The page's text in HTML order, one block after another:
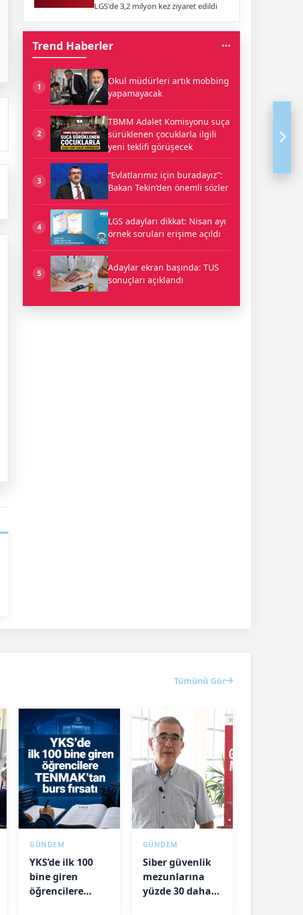
LGS'de 3,2 milyon kez ziyaret edildi
Trend Haberler
1
Okul müdürleri artık mobbing
yapamayacak
2
TBMM Adalet Komisyonu suça
sürüklenen çocuklarla ilgili
yeni teklifi görüşecek
3
“Evlatlarımız için buradayız”:
Bakan Tekin’den önemli sözler
4
LGS adayları dikkat: Nisan ayı
örnek soruları erişime açıldı
5
Adaylar ekran başında: TUS
sonuçları açıklandı
Tümünü Gör
GÜNDEM
YKS’de ilk 100
bine giren
öğrencilere
GÜNDEM
Siber güvenlik
mezunlarına
yüzde 30 daha